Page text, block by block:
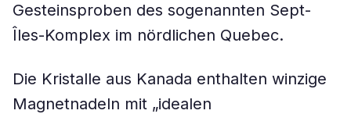
Gesteinsproben des sogenannten Sept-
Îles-Komplex im nördlichen Quebec.
Die Kristalle aus Kanada enthalten winzige
Magnetnadeln mit „idealen